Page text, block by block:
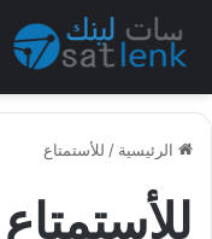
الرئيسية / للأستمتاع
للأستمتاع